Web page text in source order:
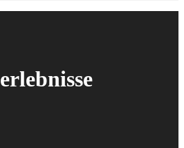
erlebnisse